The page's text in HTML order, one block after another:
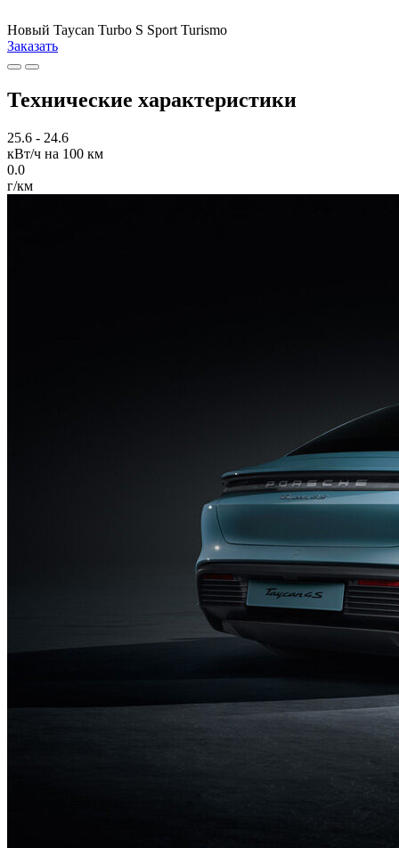
Новый Taycan Turbo S Sport Turismo
Заказать
Технические характеристики
25.6 - 24.6
кВт/ч на 100 км
0.0
г/км